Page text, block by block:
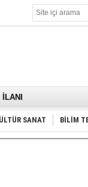
SANAT BİLİM